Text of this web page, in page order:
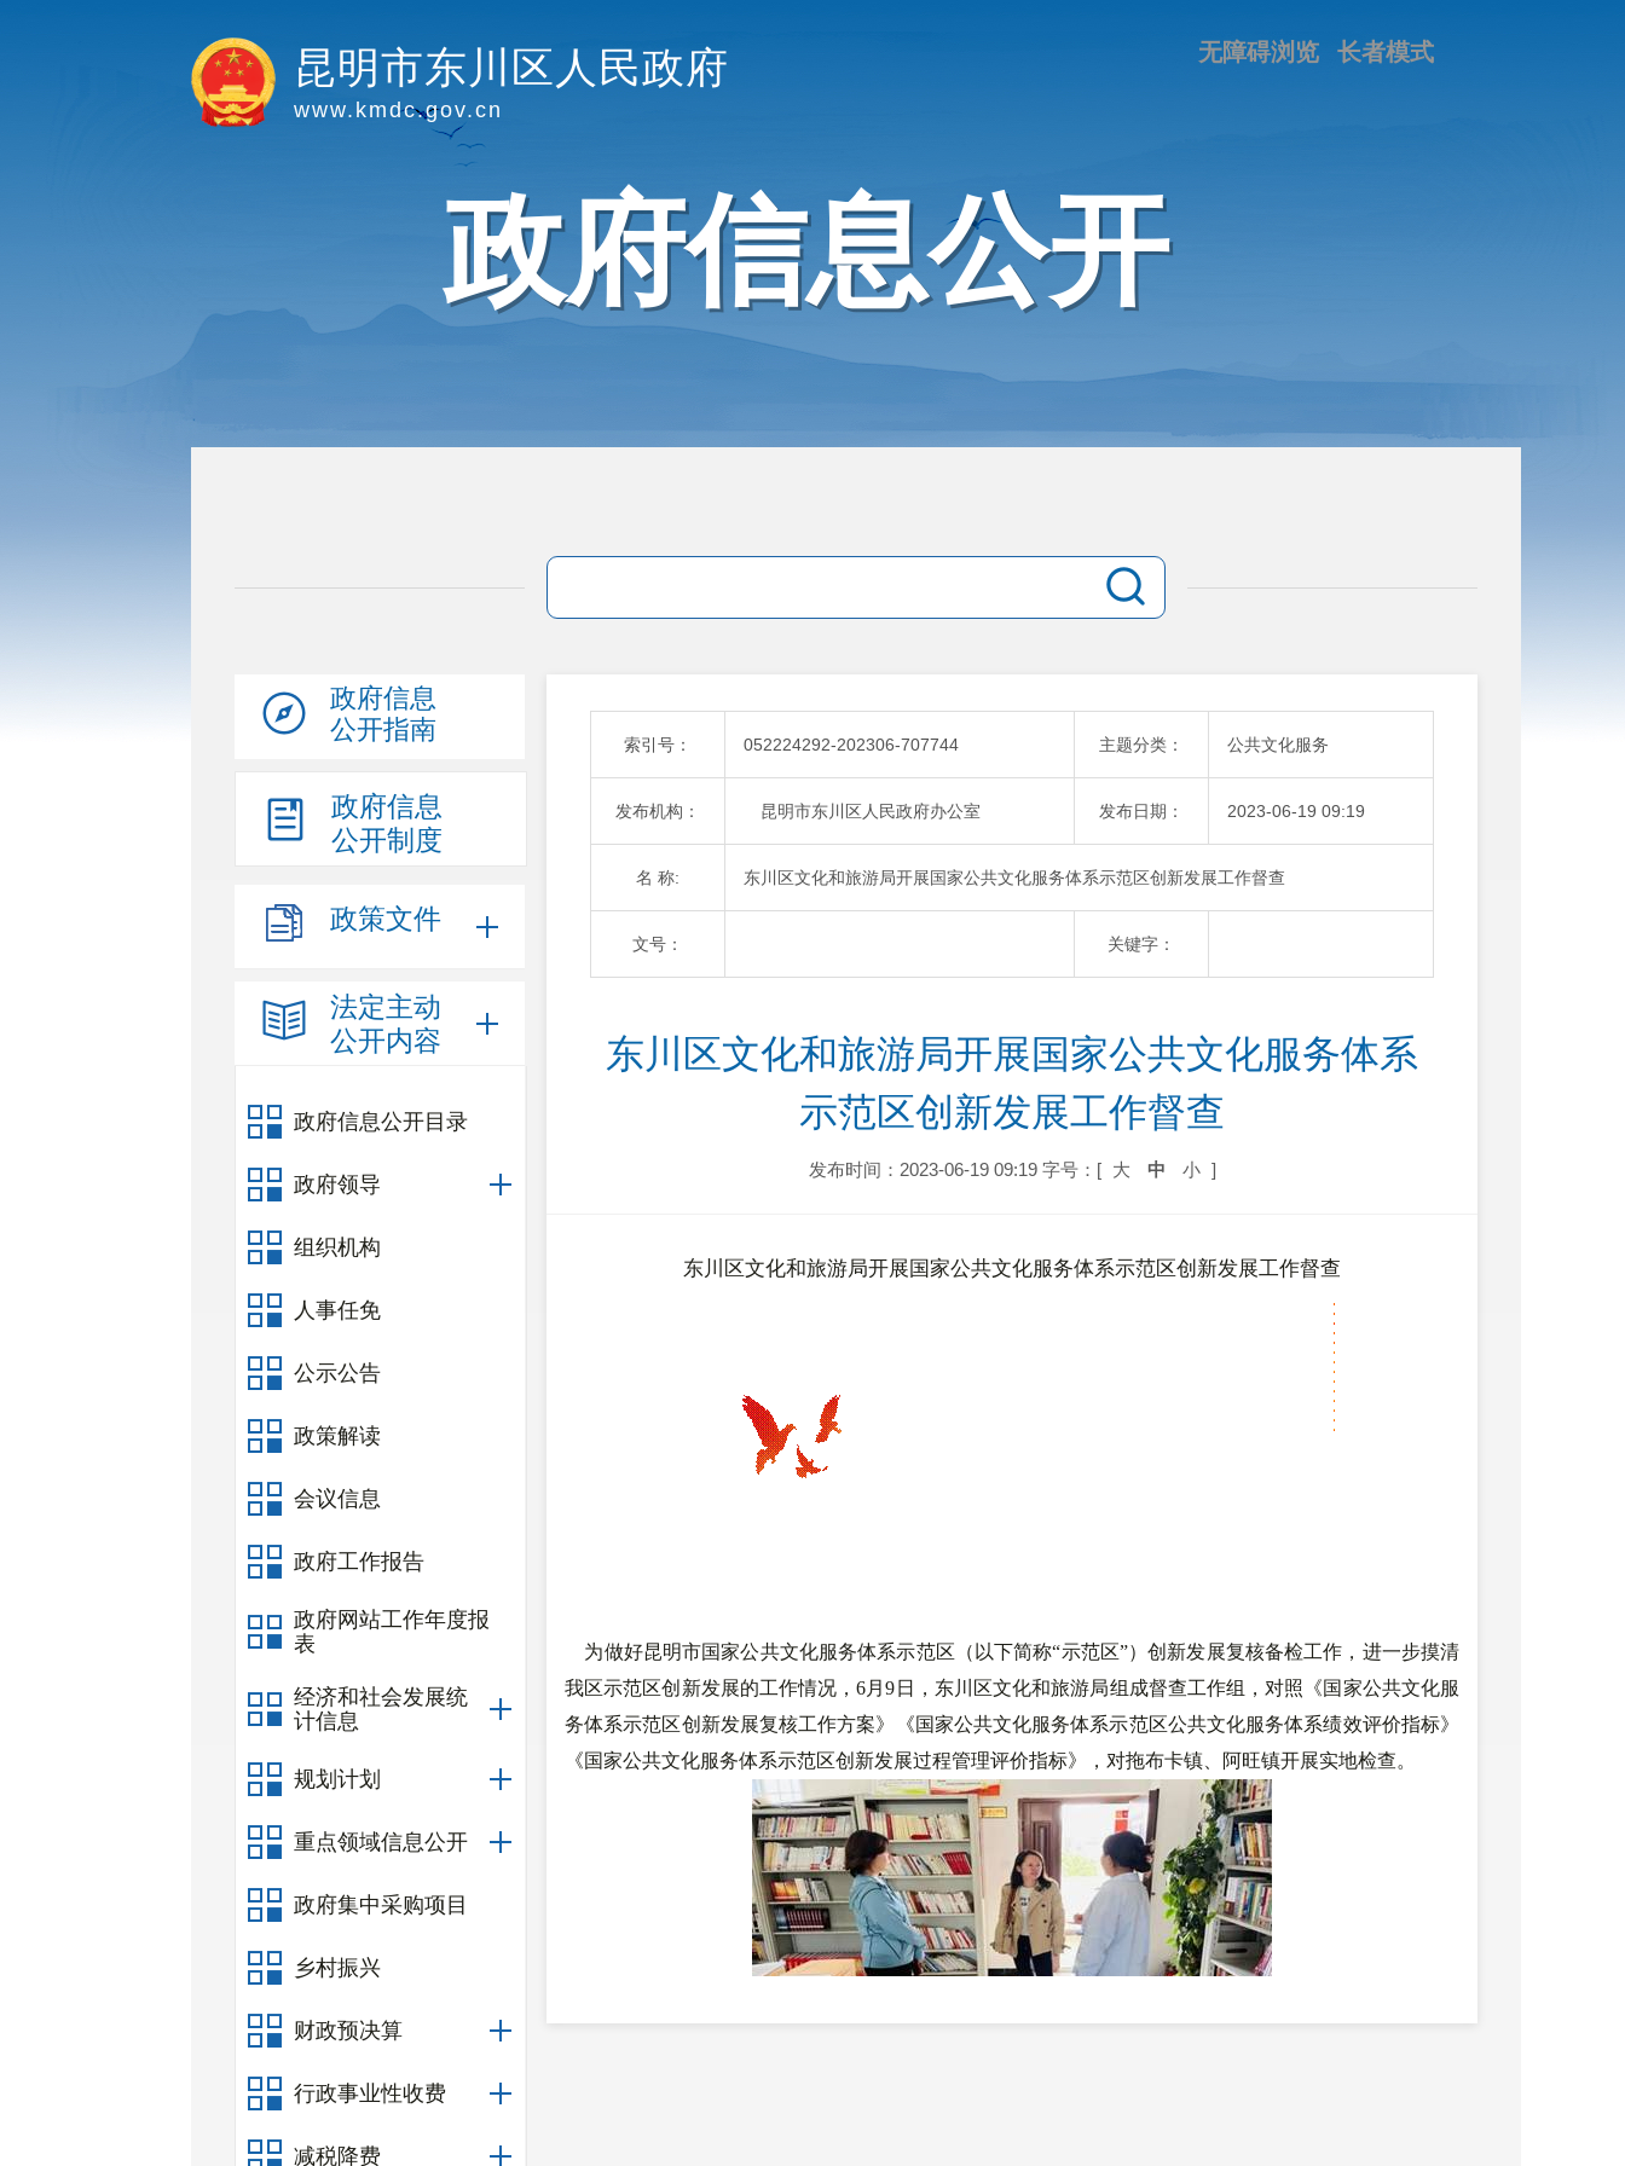
长者模式
无障碍浏览
昆明市东川区人民政府
www.kmdc.gov.cn
政府信息公开
政府信息
公开指南
政府信息
公开制度
政策文件
法定主动
公开内容
政府信息公开目录
政府领导
组织机构
人事任免
公示公告
政策解读
会议信息
政府工作报告
政府网站工作年度报
表
经济和社会发展统
计信息
规划计划
重点领域信息公开
政府集中采购项目
乡村振兴
财政预决算
行政事业性收费
减税降费
索引号： 052224292-202306-707744 主题分类： 公共文化服务
发布机构： 昆明市东川区人民政府办公室 发布日期： 2023-06-19 09:19
名 称: 东川区文化和旅游局开展国家公共文化服务体系示范区创新发展工作督查
文号： 关键字：
东川区文化和旅游局开展国家公共文化服务体系
示范区创新发展工作督查
发布时间：2023-06-19 09:19 字号：[ 大 中 小 ]
东川区文化和旅游局开展国家公共文化服务体系示范区创新发展工作督查
为做好昆明市国家公共文化服务体系示范区（以下简称“示范区”）创新发展复核备检工作，进一步摸清
我区示范区创新发展的工作情况，6月9日，东川区文化和旅游局组成督查工作组，对照《国家公共文化服
务体系示范区创新发展复核工作方案》《国家公共文化服务体系示范区公共文化服务体系绩效评价指标》
《国家公共文化服务体系示范区创新发展过程管理评价指标》，对拖布卡镇、阿旺镇开展实地检查。